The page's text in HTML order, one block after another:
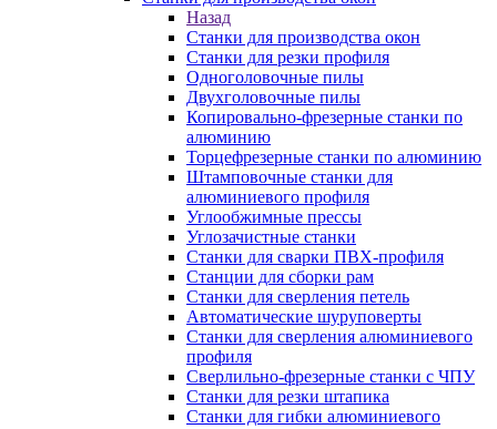
Назад
Станки для производства окон
Станки для резки профиля
Одноголовочные пилы
Двухголовочные пилы
Копировально-фрезерные станки по
алюминию
Торцефрезерные станки по алюминию
Штамповочные станки для
алюминиевого профиля
Углообжимные прессы
Углозачистные станки
Станки для сварки ПВХ-профиля
Станции для сборки рам
Станки для сверления петель
Автоматические шуруповерты
Станки для сверления алюминиевого
профиля
Сверлильно-фрезерные станки с ЧПУ
Станки для резки штапика
Станки для гибки алюминиевого